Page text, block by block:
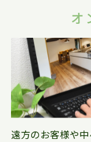
オ
遠方のお客様や